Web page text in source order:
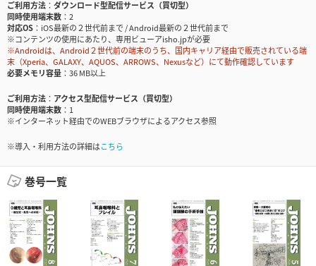
ご利用方法
ダウンロード型配信サービス（買切型）
同時使用端末数
2
対応OS
iOS最新の２世代前まで / Android最新の２世代前まで
※コンテンツの使用にあたり、専用ビューアisho.jpが必要
※Androidは、Android２世代前の端末のうち、国内キャリア経由で販売されている端
末（Xperia、GALAXY、AQUOS、ARROWS、Nexusなど）にて動作確認しています
必要メモリ容量
36 MB以上
ご利用方法
アクセス型配信サービス（買切型）
同時使用端末数
1
※インターネット経由でのWEBブラウザによるアクセス参照
※導入・利用方法の詳細はこちら
巻号一覧